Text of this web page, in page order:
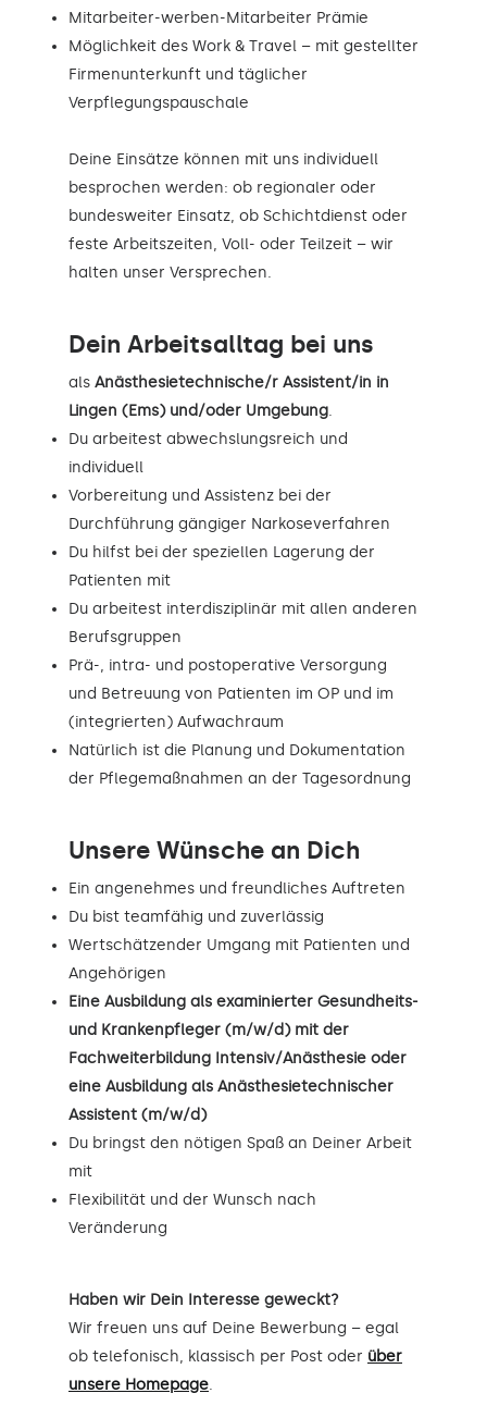
Mitarbeiter-werben-Mitarbeiter Prämie
Möglichkeit des Work & Travel – mit gestellter
Firmenunterkunft und täglicher
Verpflegungspauschale
Deine Einsätze können mit uns individuell
besprochen werden: ob regionaler oder
bundesweiter Einsatz, ob Schichtdienst oder
feste Arbeitszeiten, Voll- oder Teilzeit – wir
halten unser Versprechen.
Dein Arbeitsalltag bei uns
als Anästhesietechnische/r Assistent/in in
Lingen (Ems) und/oder Umgebung.
Du arbeitest abwechslungsreich und
individuell
Vorbereitung und Assistenz bei der
Durchführung gängiger Narkoseverfahren
Du hilfst bei der speziellen Lagerung der
Patienten mit
Du arbeitest interdisziplinär mit allen anderen
Berufsgruppen
Prä-, intra- und postoperative Versorgung
und Betreuung von Patienten im OP und im
(integrierten) Aufwachraum
Natürlich ist die Planung und Dokumentation
der Pflegemaßnahmen an der Tagesordnung
Unsere Wünsche an Dich
Ein angenehmes und freundliches Auftreten
Du bist teamfähig und zuverlässig
Wertschätzender Umgang mit Patienten und
Angehörigen
Eine Ausbildung als examinierter Gesundheits-
und Krankenpfleger (m/w/d) mit der
Fachweiterbildung Intensiv/Anästhesie oder
eine Ausbildung als Anästhesietechnischer
Assistent (m/w/d)
Du bringst den nötigen Spaß an Deiner Arbeit
mit
Flexibilität und der Wunsch nach
Veränderung
Haben wir Dein Interesse geweckt?
Wir freuen uns auf Deine Bewerbung – egal
ob telefonisch, klassisch per Post oder über
unsere Homepage.